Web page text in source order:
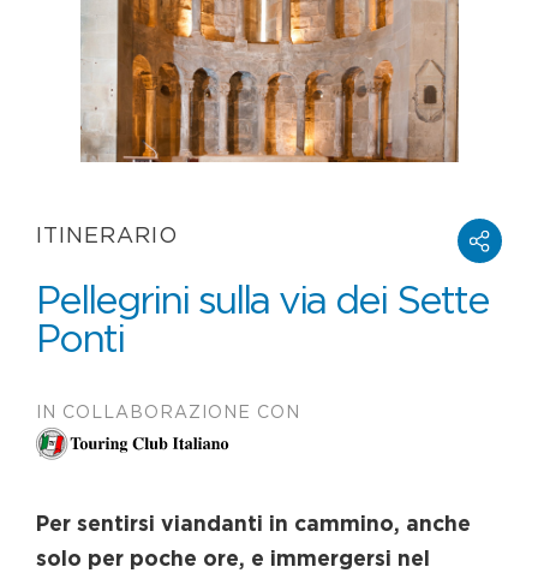
ITINERARIO
Pellegrini sulla via dei Sette
Ponti
IN COLLABORAZIONE CON
Per sentirsi viandanti in cammino, anche
solo per poche ore, e immergersi nel